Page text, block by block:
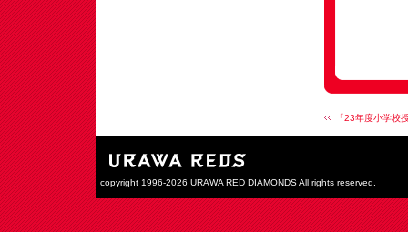
「23年度小学校
copyright 1996-2026 URAWA RED DIAMONDS All rights reserved.